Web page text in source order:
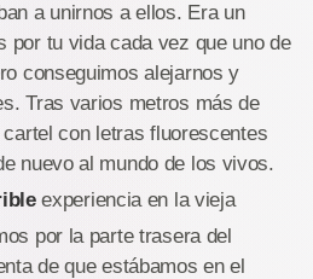
a unirnos a ellos. Era un
por tu vida cada vez que uno de
conseguimos alejarnos y
Tras varios metros más de
con letras fluorescentes
nuevo al mundo de los vivos.
experiencia en la vieja
por la parte trasera del
de que estábamos en el